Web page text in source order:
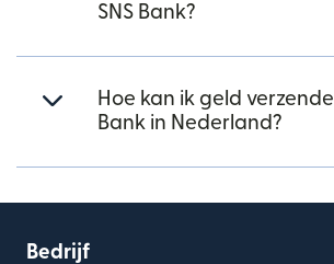
SNS Bank?
Hoe kan ik geld
Bank in Nederland?
Bedrijf